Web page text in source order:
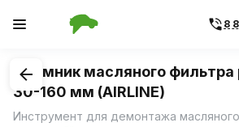
8
1/2
Съемник масляного
30-160 мм (AIRLINE)